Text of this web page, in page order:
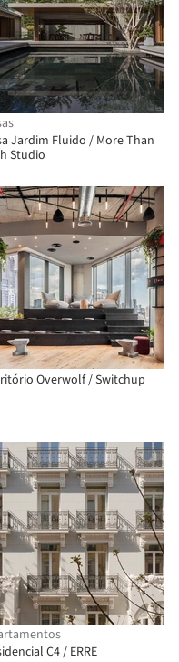
Jardim Fluido / More Than
Studio
Overwolf / Switchup
C4 / ERRE